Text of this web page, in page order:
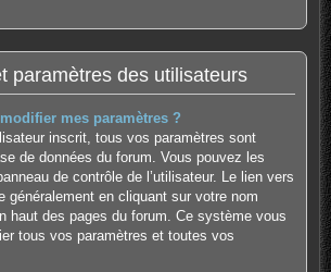
paramètres des utilisateurs
mes paramètres ?
inscrit, tous vos paramètres sont
de données du forum. Vous pouvez les
de contrôle de l’utilisateur. Le lien vers
généralement en cliquant sur votre nom
haut des pages du forum. Ce système vous
tous vos paramètres et toutes vos